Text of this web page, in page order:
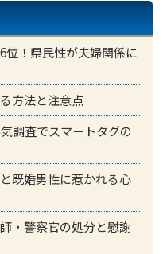
！県民性が夫婦関係に
方法と注意点
調査でスマートタグの
既婚男性に惹かれる心
・警察官の処分と慰謝